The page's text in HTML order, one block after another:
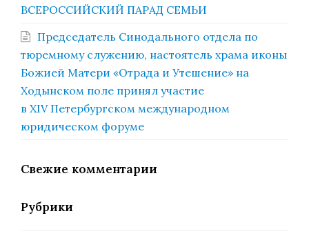
ВСЕРОССИЙСКИЙ ПАРАД СЕМЬИ
Председатель Синодального отдела по
тюремному служению, настоятель храма иконы
Божией Матери «Отрада и Утешение» на
Ходынском поле принял участие
в XIV Петербургском международном
юридическом форуме
Свежие комментарии
Рубрики